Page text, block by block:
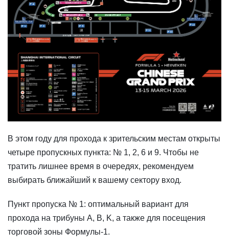
В этом году для прохода к зрительским местам открыты
четыре пропускных пункта: № 1, 2, 6 и 9. Чтобы не
тратить лишнее время в очередях, рекомендуем
выбирать ближайший к вашему сектору вход.
Пункт пропуска № 1: оптимальный вариант для
прохода на трибуны A, B, K, а также для посещения
торговой зоны Формулы-1.